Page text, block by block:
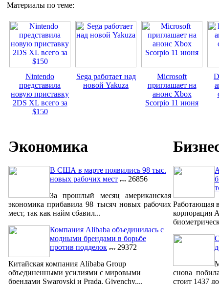
Материалы по теме:
Nintendo
представила
новую приставку
2DS XL всего за
$150
Sega работает над
новой Yakuza
Microsoft
приглашает на
анонс Xbox
Scorpio 11 июня
Экономика
В США в марте появились 98 тыс.
новых рабочих мест
26856
За прошлый месяц американская
экономика прибавила 98 тысяч новых рабочих
мест, так как найм сбавил...
Компания Alibaba объединилась с
модными брендами в борьбе
против подделок
29372
Китайская компания Alibaba Group
объединенными усилиями с мировыми
брендами Swarovski и Prada, Givenchy,...
Работающая
корпорация
снова
стоит 1437